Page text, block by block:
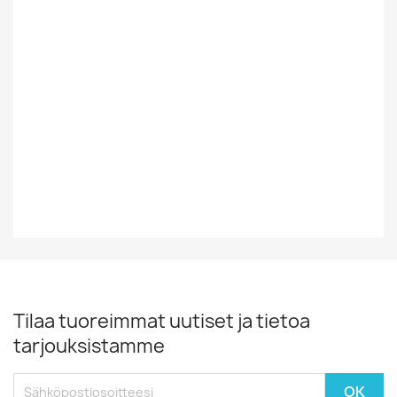
Tilaa tuoreimmat uutiset ja tietoa
tarjouksistamme